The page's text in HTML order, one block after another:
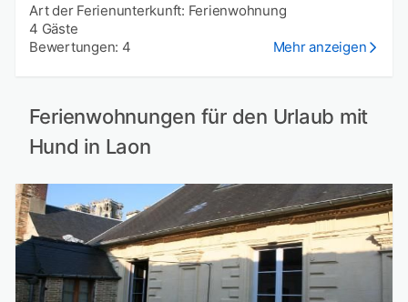
Art der Ferienunterkunft: Ferienwohnung
4 Gäste
Bewertungen: 4
Mehr anzeigen
Ferienwohnungen für den Urlaub mit
Hund in Laon